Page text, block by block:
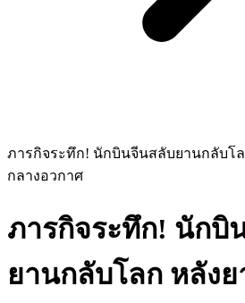
ภารกิจระทึก! นักบินจีนสลับยานกลับโล
กลางอวกาศ
ภารกิจระทึก! นักบิ
ยานกลับโลก หลังย